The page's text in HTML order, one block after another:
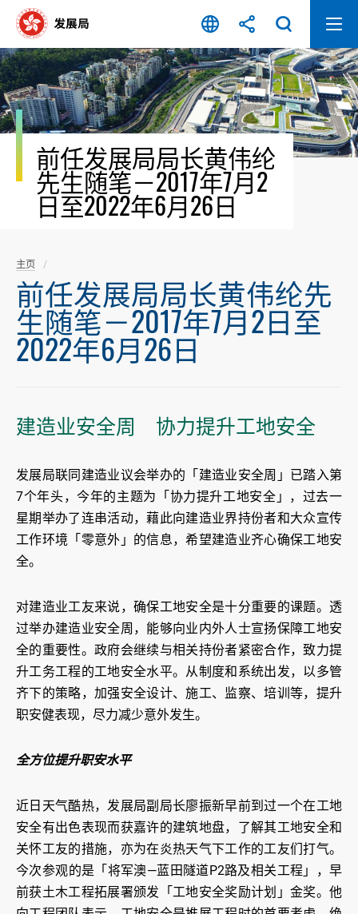
容
开
始
前任发展局局长黄伟纶
先生随笔－2017年7月2
日至2022年6月26日
主页
前任发展局局长黄伟纶先
生随笔－2017年7月2日至
2022年6月26日
建造业安全周 协力提升工地安全
发展局联同建造业议会举办的「建造业安全周」已踏入第
7个年头，今年的主题为「协力提升工地安全」，过去一
星期举办了连串活动，藉此向建造业界持份者和大众宣传
工作环境「零意外」的信息，希望建造业齐心确保工地安
全。
对建造业工友来说，确保工地安全是十分重要的课题。透
过举办建造业安全周，能够向业内外人士宣扬保障工地安
全的重要性。政府会继续与相关持份者紧密合作，致力提
升工务工程的工地安全水平。从制度和系统出发，以多管
齐下的策略，加强安全设计、施工、监察、培训等，提升
职安健表现，尽力减少意外发生。
全方位提升职安水平
近日天气酷热，发展局副局长廖振新早前到过一个在工地
安全有出色表现而获嘉许的建筑地盘，了解其工地安全和
关怀工友的措施，亦为在炎热天气下工作的工友们打气。
今次参观的是「将军澳—蓝田隧道P2路及相关工程」，早
前获土木工程拓展署颁发「工地安全奖励计划」金奖。他